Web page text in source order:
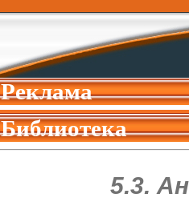
Реклама
Библиотека
5.3.